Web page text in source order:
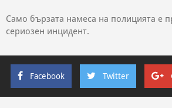
Само бързата намеса на полицията е
сериозен инцидент.
Facebook Twitter